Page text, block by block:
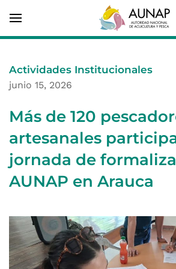
Actividades Institucionales
junio 15, 2026
Más de 120
artesanales
jornada de
AUNAP en Arauca